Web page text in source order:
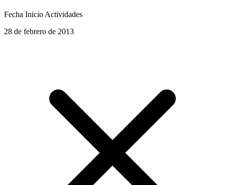
Fecha Inicio Actividades
28 de febrero de 2013